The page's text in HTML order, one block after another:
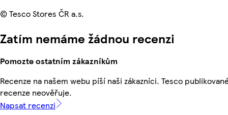
© Tesco Stores ČR a.s.
Zatím nemáme žádnou recenzi
Pomozte ostatním zákazníkům
Recenze na našem webu píší naši zákazníci. Tesco
recenze neověřuje.
Napsat recenzi